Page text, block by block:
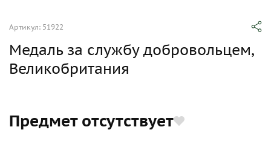
Артикул: 51922
Медаль за службу добровольцем,
Великобритания
Предмет отсутствует